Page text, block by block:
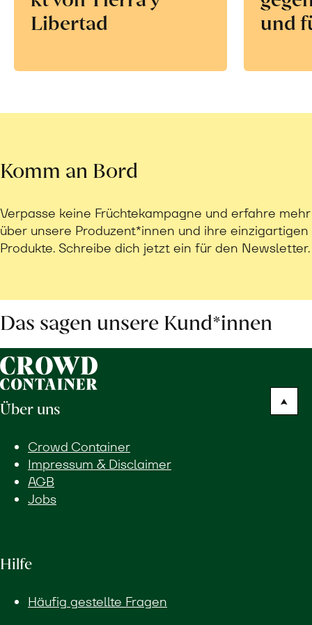
Libertad
und
Komm an Bord
Verpasse keine Früchtekampagne und erfahre mehr
über unsere Produzent*innen und ihre einzigartigen
Produkte. Schreibe dich jetzt ein für den Newsletter.
Das sagen unsere Kund*innen
Über uns
Crowd Container
Impressum & Disclaimer
AGB
Jobs
Hilfe
Häufig gestellte Fragen